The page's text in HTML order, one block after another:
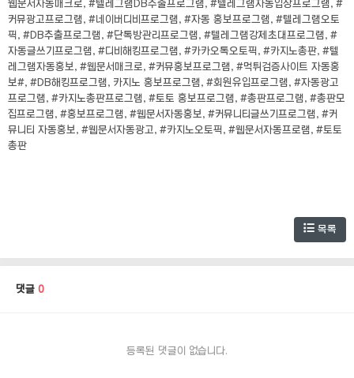
웹문서자동매크로, #텔레그램DB추출프로그램, #텔레그램자동입장프로그램, #
커뮤광고프로그램, #네이버디비프로그램, #자동 홍보프로그램, #텔레그램오토
픽, #DB추출프로그램, #단톡방관리프로그램, #텔레그램강제초대프로그램, #
자동글쓰기프로그램, #디비해킹프로그램, #카카오톡오토픽, #카지노총판, #텔
레그램자동홍보, #웹문서매크로, #커뮤홍보프로그램, #먹튀검증사이트 자동홍
보#, #DB해킹프로그램, 카지노 홍보프로그램, #회원유입프로그램, #자동광고
프로그램, #카지노총판프로그램, #토토 홍보프로그램, #총판프로그램, #총판모
집프로그램, #홍보프로그램, #웹문서자동홍보, #커뮤니티글쓰기프로그램, #커
뮤니티 자동홍보, #웹문서자동광고, #카지노오토픽, #웹문서자동프로램, #토토
총판
목록
댓글 0
등록된 댓글이 없습니다.